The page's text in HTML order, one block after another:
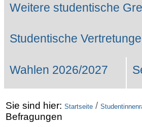
Weitere studentische
Studentische
Wahlen 2026/2027
Sie sind hier: Startseite /
Befragungen